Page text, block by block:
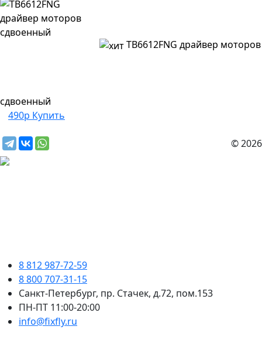
TB6612FNG драйвер моторов
сдвоенный
490р Купить
© 2026
8 812 987-72-59
8 800 707-31-15
Санкт-Петербург, пр. Стачек, д.72, пом.153
ПН-ПТ 11:00-20:00
info@fixfly.ru